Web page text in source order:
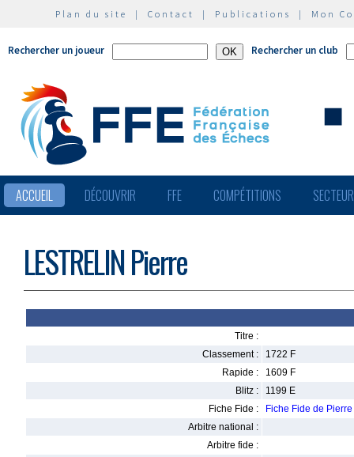
Plan du site | Contact | Publications | Mon
Rechercher un joueur Rechercher un club
ACCUEIL DÉCOUVRIR FFE COMPÉTITIONS
LESTRELIN Pierre
Titre :
Classement :
1722 F
Rapide :
1609 F
Blitz :
1199 E
Fiche Fide :
Fiche Fide de
Arbitre national :
Arbitre fide :